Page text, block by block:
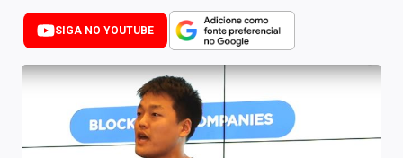
Últimas Notícias
Newsletters
Comprar ou vender?
SIGA NO YOUTUBE